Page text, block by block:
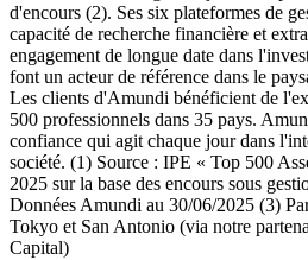
d'encours (2). Ses six plateformes de
capacité de recherche financière et
engagement de longue date dans
font un acteur de référence dans le
Les clients d'Amundi bénéficient de
500 professionnels dans 35 pays.
confiance qui agit chaque jour dans
société. (1) Source : IPE « Top 500
2025 sur la base des encours sous
Données Amundi au 30/06/2025 (3)
Tokyo et San Antonio (via notre
Capital)